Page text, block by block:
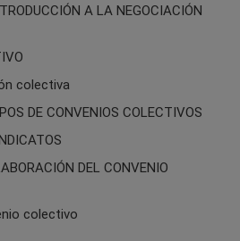
A LA NEGOCIACIÓN
colectiva
DE CONVENIOS COLECTIVOS
DEL CONVENIO
colectivo